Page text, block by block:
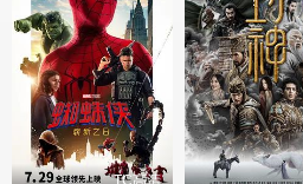
TC高清